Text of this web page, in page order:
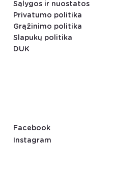
Facebook
Instagram
Sąlygos ir nuostatos
Privatumo politika
Grąžinimo politika
Slapukų politika
DUK